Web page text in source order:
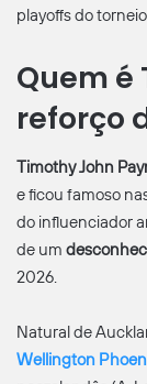
playoffs do
Quem é
reforço
Timothy John
e ficou famoso
do influenciador
de um
2026.
Natural de
Wellington